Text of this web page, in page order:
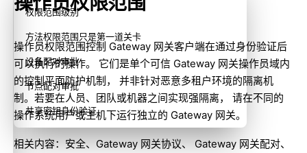
操作员权限范围控制 Gateway 网关客户端在通过身份验证后
可以执行的操作。 它们是单个可信 Gateway 网关操作员域内
的控制平面防护机制， 并非针对恶意多租户环境的隔离机
制。若要在人员、团队或机器之间实现强隔离， 请在不同的
操作系统用户或主机下运行独立的 Gateway 网关。
相关内容： 安全、 Gateway 网关协议、 Gateway 网关配对、
权限范围级别
方法权限范围只是第一道关卡
设备配对审批
节点配对审批
共享密钥身份验证